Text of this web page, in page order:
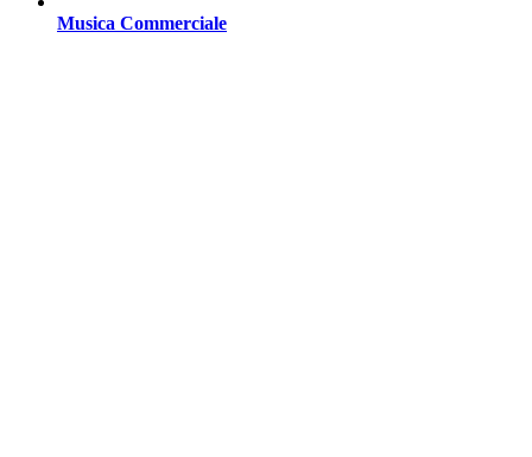
Musica Commerciale